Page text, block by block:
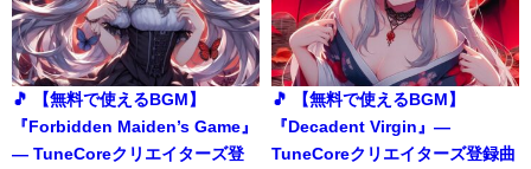
🎵 【無料で使えるBGM】
『Forbidden Maiden’s Game』
― TuneCoreクリエイターズ登
🎵 【無料で使えるBGM】
『Decadent Virgin』―
TuneCoreクリエイターズ登録曲